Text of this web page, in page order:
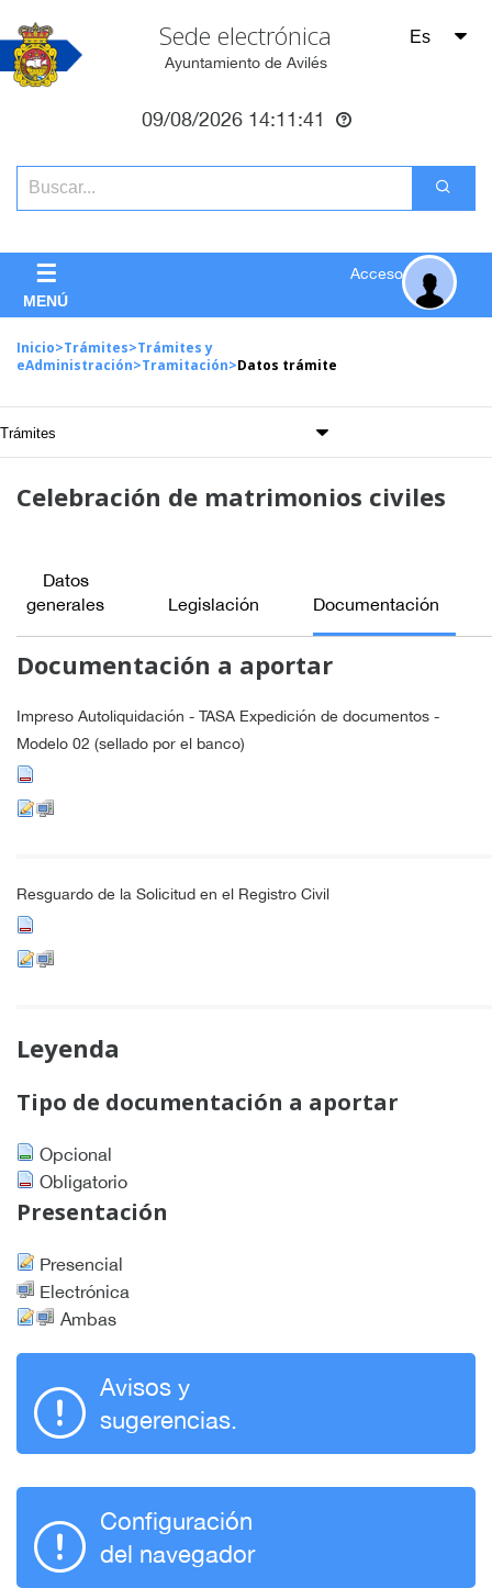
Sede electrónica
Ayuntamiento de Avilés
09/08/2026 14:11:41
☰
MENÚ
Acceso
Inicio>Trámites>Trámites y
eAdministración>Tramitación>Datos trámite
Celebración de matrimonios civiles
Datos
generales
Legislación Documentación
Documentación a aportar
Impreso Autoliquidación - TASA Expedición de documentos -
Modelo 02 (sellado por el banco)
Resguardo de la Solicitud en el Registro Civil
Leyenda
Tipo de documentación a aportar
Opcional
Obligatorio
Presentación
Presencial
Electrónica
Ambas
Avisos y
sugerencias.
Configuración
del navegador